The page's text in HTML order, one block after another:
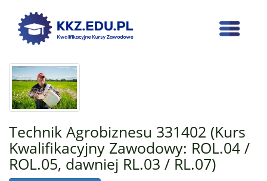
Technik Agrobiznesu 331402 (Kurs
Kwalifikacyjny Zawodowy: ROL.04 /
ROL.05, dawniej RL.03 / RL.07)